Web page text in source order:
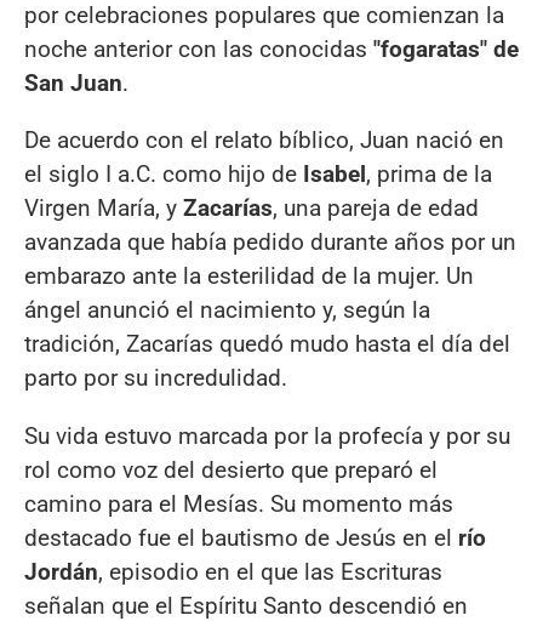
por celebraciones populares que comienzan la
noche anterior con las conocidas "fogaratas" de
San Juan.
De acuerdo con el relato bíblico, Juan nació en
el siglo I a.C. como hijo de Isabel, prima de la
Virgen María, y Zacarías, una pareja de edad
avanzada que había pedido durante años por un
embarazo ante la esterilidad de la mujer. Un
ángel anunció el nacimiento y, según la
tradición, Zacarías quedó mudo hasta el día del
parto por su incredulidad.
Su vida estuvo marcada por la profecía y por su
rol como voz del desierto que preparó el
camino para el Mesías. Su momento más
destacado fue el bautismo de Jesús en el río
Jordán, episodio en el que las Escrituras
señalan que el Espíritu Santo descendió en